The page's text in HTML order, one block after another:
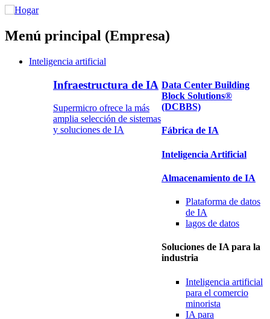
Menú principal (Empresa)
Inteligencia artificial
Infraestructura de IA
Supermicro ofrece la más
amplia selección de sistemas
y soluciones de IA
Data Center Building
Block Solutions®
(DCBBS)
Fábrica de IA
Inteligencia Artificial
Almacenamiento de IA
Plataforma de datos
de IA
lagos de datos
Soluciones de IA para la
industria
Inteligencia artificial
para el comercio
minorista
IA para